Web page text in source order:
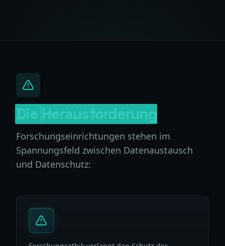
Forschungseinrichtungen stehen im
Spannungsfeld zwischen Datenaustausch
und Datenschutz: